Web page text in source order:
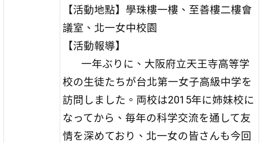
【活動地點】學珠樓一樓、至善樓二樓會
議室、北一女中校園
【活動報導】
一年ぶりに、大阪府立天王寺高等学
校の生徒たちが台北第一女子高級中学を
訪問しました。両校は2015年に姉妹校に
なってから、毎年の科学交流を通して友
情を深めており、北一女の皆さんも今回